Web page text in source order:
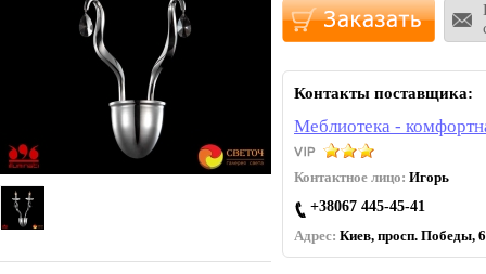
Контакты поставщика:
Меблиотека -
Контактное лицо: Игорь
+38067 445-45-41
Адрес: Киев, просп. Победы,